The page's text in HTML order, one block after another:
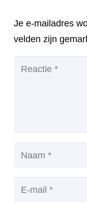
Je e-mailadres
velden zijn